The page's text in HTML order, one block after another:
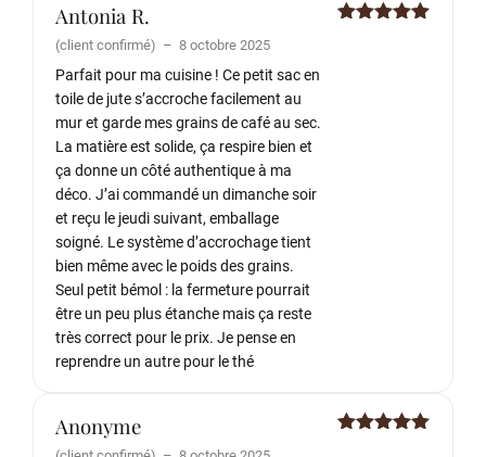
Antonia R.
(client confirmé) – 8 octobre 2025
Parfait pour ma cuisine ! Ce petit sac en
toile de jute s’accroche facilement au
mur et garde mes grains de café au sec.
La matière est solide, ça respire bien et
ça donne un côté authentique à ma
déco. J’ai commandé un dimanche soir
et reçu le jeudi suivant, emballage
soigné. Le système d’accrochage tient
bien même avec le poids des grains.
Seul petit bémol : la fermeture pourrait
être un peu plus étanche mais ça reste
très correct pour le prix. Je pense en
reprendre un autre pour le thé
Anonyme